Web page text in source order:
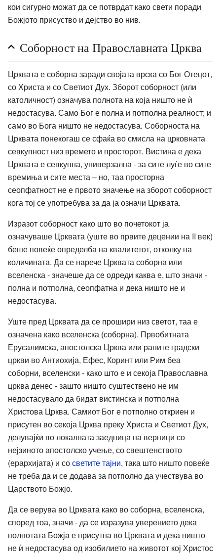
кои сигурно можат да се потврдат како свети поради
Божјото присуство и дејство во нив.
Соборност на Православната Црква
Црквата е соборна заради својата врска со Бог Отецот,
со Христа и со Светиот Дух. Зборот соборност (или
католичност) означува полнота на која ништо не ѝ
недостасува. Само Бог е полна и потполна реалност; и
само во Бога ништо не недостасува. Соборноста на
Црквата понекогаш се сфаќа во смисла на црковната
севкупност низ времето и просторот. Вистина е дека
Црквата е севкупна, универзална - за сите луѓе во сите
времиња и сите места – но, таа просторна
сеопфатност не е првото значење на зборот соборност
кога тој се употребува за да ја означи Црквата.
Изразот соборност како што во почетокот ја
означуваше Црквата (уште во првите децении на II век)
беше повеќе определба на квалитетот, отколку на
количината. Да се нарече Црквата соборна или
вселенска - значеше да се одреди каква е, што значи -
полна и потполна, сеопфатна и дека ништо не и
недостасува.
Уште пред Црквата да се прошири низ светот, таа е
означена како вселенска (соборна). Првобитната
Ерусалимска, апостолска Црква или раните градски
цркви во Антиохија, Ефес, Коринт или Рим беа
соборни, вселенски - како што е и секоја Православна
црква денес - зашто ништо суштествено не им
недостасувало да бидат вистинска и потполна
Христова Црква. Самиот Бог е потполно откриен и
присутен во секоја Црква преку Христа и Светиот Дух,
делувајќи во локалната заедница на верници со
нејзиното апостолско учење, со свештенството
(ерархијата) и сосветите тајни, така што ништо повеќе
не треба да и се додава за потполно да учествува во
Царството Божјо.
Да се верува во Црквата како во соборна, вселенска,
според тоа, значи - да се изразува уверението дека
полнотата Божја е присутна во Црквата и дека ништо
не ѝ недостасува од изобилието на животот кој Христос